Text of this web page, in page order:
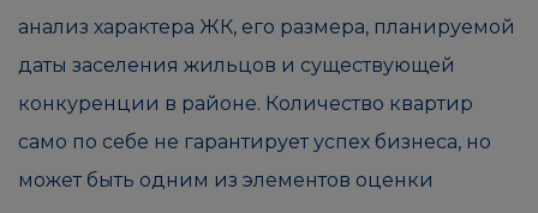
анализ характера ЖК, его размера, планируемой
даты заселения жильцов и существующей
конкуренции в районе. Количество квартир
само по себе не гарантирует успех бизнеса, но
может быть одним из элементов оценки